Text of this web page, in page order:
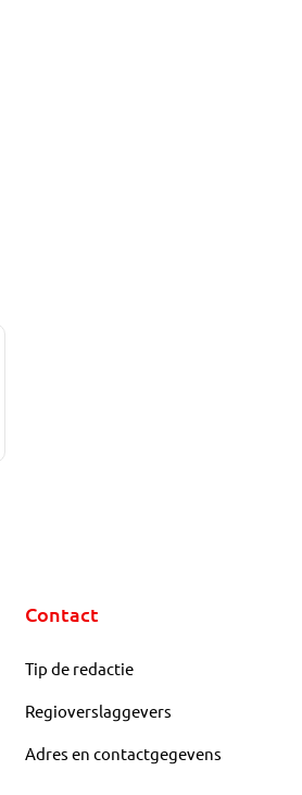
Contact
Tip de redactie
Regioverslaggevers
Adres en contactgegevens